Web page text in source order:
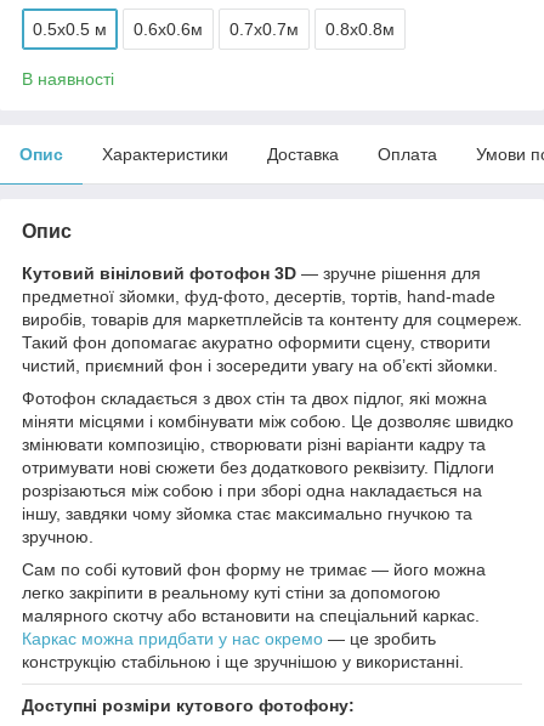
0.5x0.5 м 0.6х0.6м 0.7х0.7м 0.8х0.8м
В наявності
Опис Характеристики Доставка Оплата Умови
Опис
Кутовий вініловий фотофон 3D — зручне рішення для
предметної зйомки, фуд-фото, десертів, тортів, hand-made
виробів, товарів для маркетплейсів та контенту для соцмереж.
Такий фон допомагає акуратно оформити сцену, створити
чистий, приємний фон і зосередити увагу на об’єкті зйомки.
Фотофон складається з двох стін та двох підлог, які можна
міняти місцями і комбінувати між собою. Це дозволяє швидко
змінювати композицію, створювати різні варіанти кадру та
отримувати нові сюжети без додаткового реквізиту. Підлоги
розрізаються між собою і при зборі одна накладається на
іншу, завдяки чому зйомка стає максимально гнучкою та
зручною.
Сам по собі кутовий фон форму не тримає — його можна
легко закріпити в реальному куті стіни за допомогою
малярного скотчу або встановити на спеціальний каркас.
Каркас можна придбати у нас окремо — це зробить
конструкцію стабільною і ще зручнішою у використанні.
Доступні розміри кутового фотофону: